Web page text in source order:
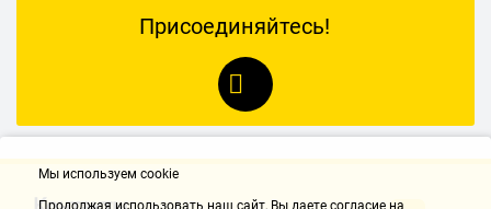
Присоединяйтесь!
Мы используем cookie
Продолжая использовать наш cайт, Вы даете согласие на